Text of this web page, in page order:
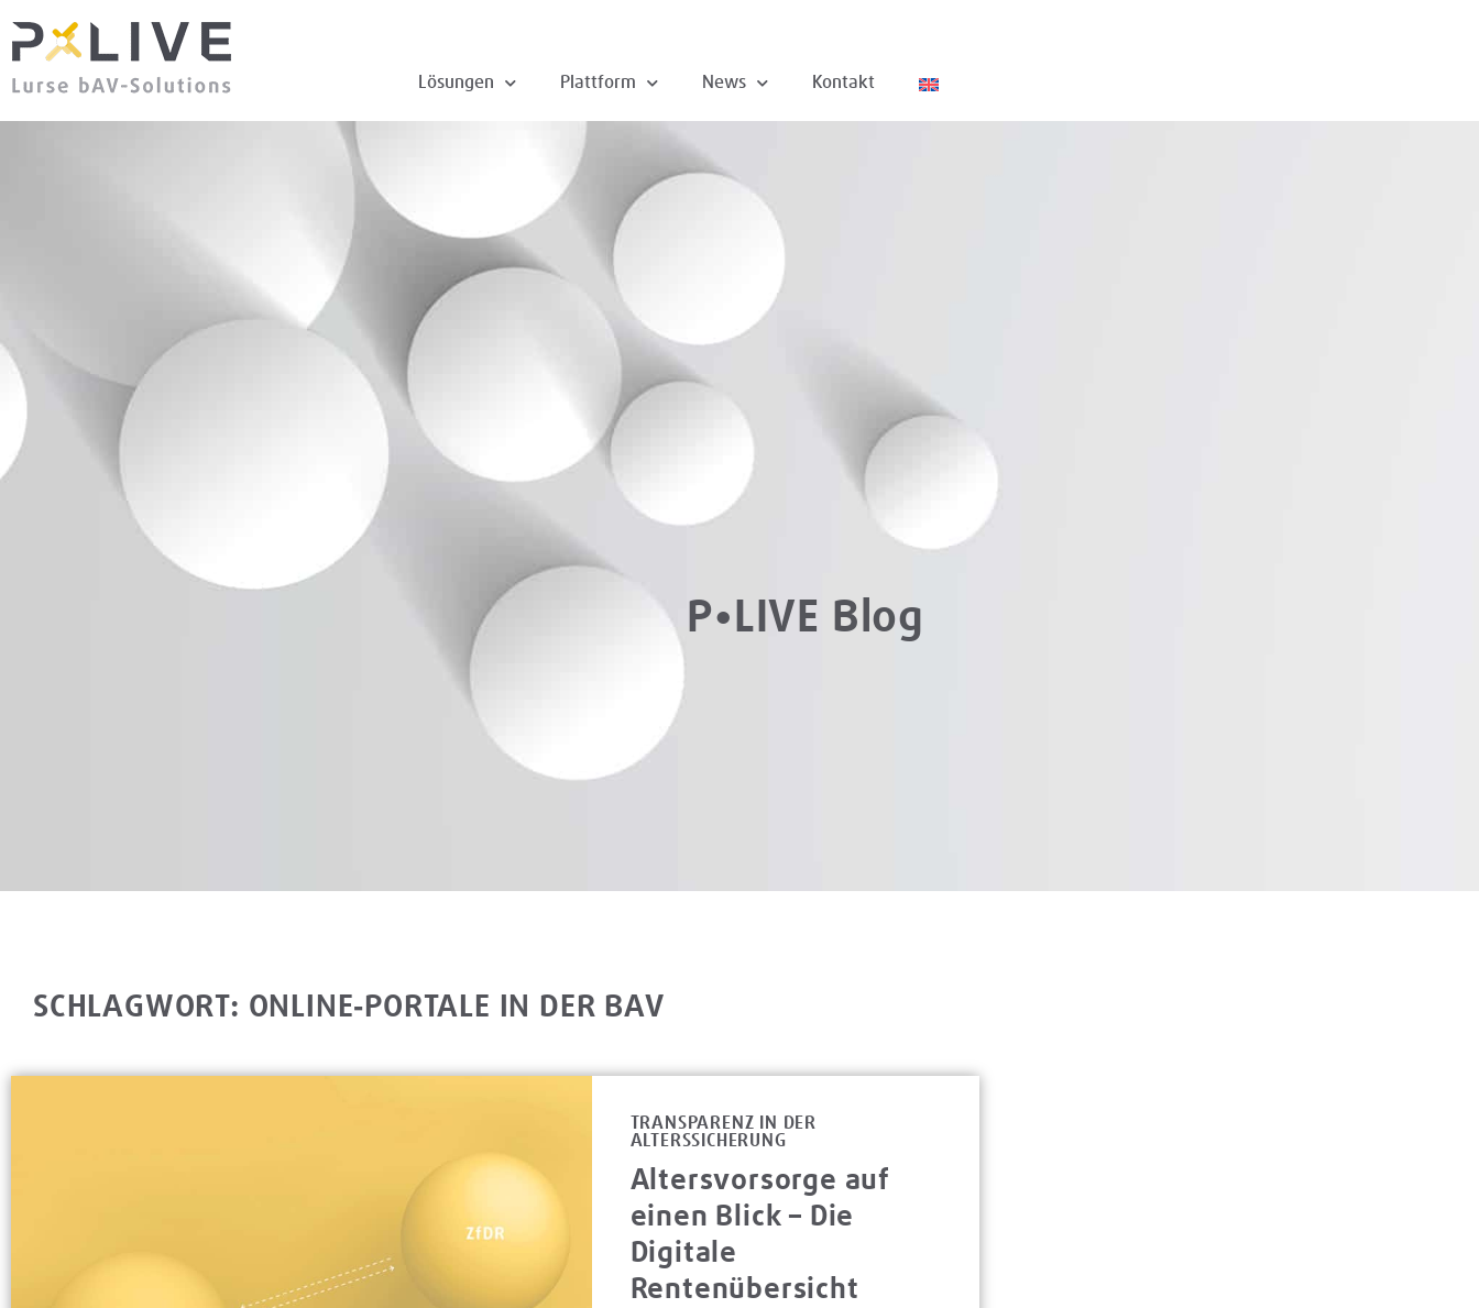
Lösungen Plattform News Kontakt
P•LIVE Blog
SCHLAGWORT: ONLINE‐PORTALE IN DER BAV
TRANSPARENZ IN DER
ALTERSSICHERUNG
Altersvorsorge auf
einen Blick – Die
Digitale
Rentenübersicht